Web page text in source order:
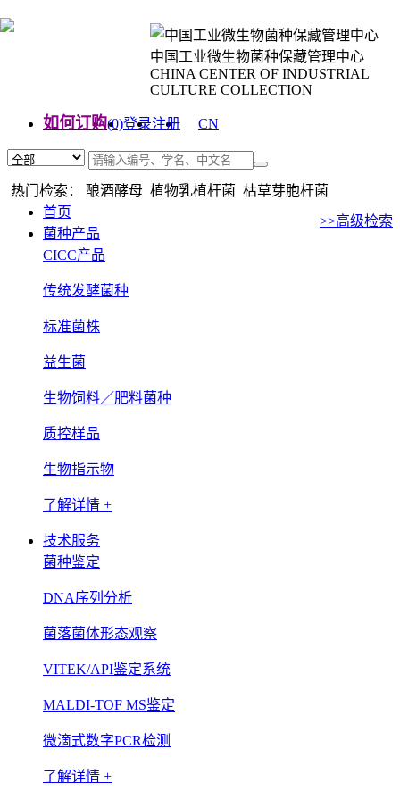
中国工业微生物菌种保藏管理中心
CHINA CENTER OF INDUSTRIAL
CULTURE COLLECTION
如何订购(0)登录注册
CN
热门检索： 酿酒酵母 植物乳植杆菌 枯草芽胞杆菌
>>高级检索
首页
菌种产品
CICC产品
传统发酵菌种
标准菌株
益生菌
生物饲料／肥料菌种
质控样品
生物指示物
了解详情 +
技术服务
菌种鉴定
DNA序列分析
菌落菌体形态观察
VITEK/API鉴定系统
MALDI-TOF MS鉴定
微滴式数字PCR检测
了解详情 +